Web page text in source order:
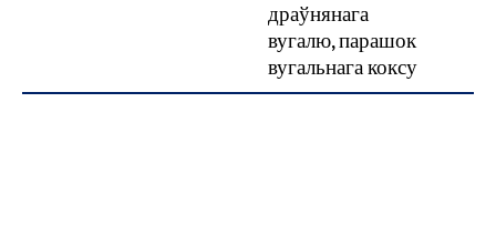
драўнянага
вугалю, парашок
вугальнага коксу